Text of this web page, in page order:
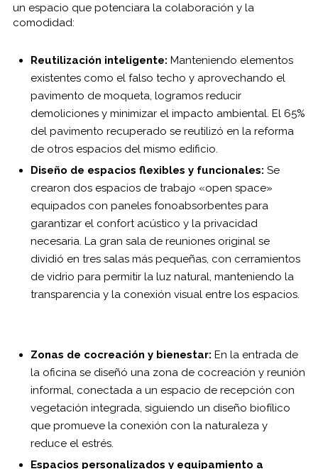
un espacio que potenciara la colaboración y la
comodidad:
Reutilización inteligente: Manteniendo elementos
existentes como el falso techo y aprovechando el
pavimento de moqueta, logramos reducir
demoliciones y minimizar el impacto ambiental. El 65%
del pavimento recuperado se reutilizó en la reforma
de otros espacios del mismo edificio.
Diseño de espacios flexibles y funcionales: Se
crearon dos espacios de trabajo «open space»
equipados con paneles fonoabsorbentes para
garantizar el confort acústico y la privacidad
necesaria. La gran sala de reuniones original se
dividió en tres salas más pequeñas, con cerramientos
de vidrio para permitir la luz natural, manteniendo la
transparencia y la conexión visual entre los espacios.
Zonas de cocreación y bienestar: En la entrada de
la oficina se diseñó una zona de cocreación y reunión
informal, conectada a un espacio de recepción con
vegetación integrada, siguiendo un diseño biofílico
que promueve la conexión con la naturaleza y
reduce el estrés.
Espacios personalizados y equipamiento a